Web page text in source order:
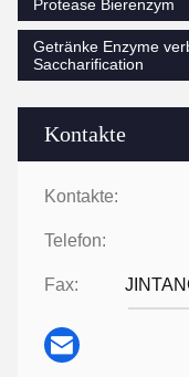
Kontakte
Kontakte:
Telefon:
Fax:
Protease Bierenzym
Getränke Enzyme
Saccharification